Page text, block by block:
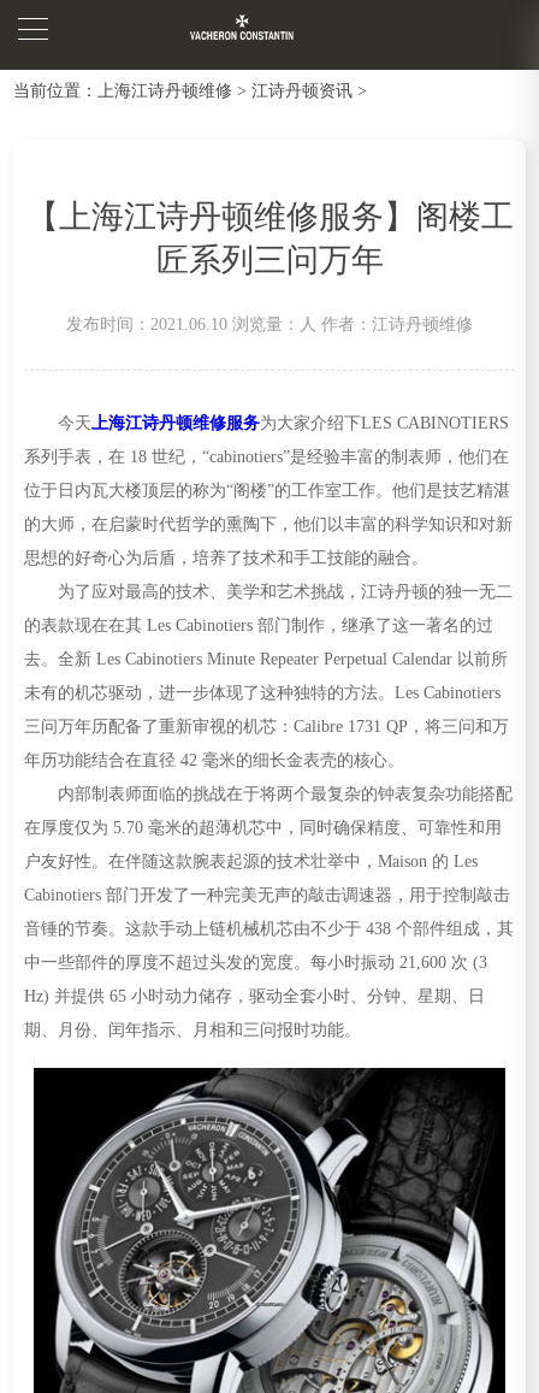
当前位置： 上海江诗丹顿维修 >江诗丹顿资讯 >
【上海江诗丹顿维修服务】阁楼工
匠系列三问万年
发布时间：2021.06.10 浏览量： 人 作者：江诗丹顿维修
今天上海江诗丹顿维修服务为大家介绍下LES CABINOTIERS
系列手表，在 18 世纪，“cabinotiers”是经验丰富的制表师，他们在
位于日内瓦大楼顶层的称为“阁楼”的工作室工作。他们是技艺精湛
的大师，在启蒙时代哲学的熏陶下，他们以丰富的科学知识和对新
思想的好奇心为后盾，培养了技术和手工技能的融合。
为了应对最高的技术、美学和艺术挑战，江诗丹顿的独一无二
的表款现在在其 Les Cabinotiers 部门制作，继承了这一著名的过
去。全新 Les Cabinotiers Minute Repeater Perpetual Calendar 以前所
未有的机芯驱动，进一步体现了这种独特的方法。Les Cabinotiers
三问万年历配备了重新审视的机芯：Calibre 1731 QP，将三问和万
年历功能结合在直径 42 毫米的细长金表壳的核心。
内部制表师面临的挑战在于将两个最复杂的钟表复杂功能搭配
在厚度仅为 5.70 毫米的超薄机芯中，同时确保精度、可靠性和用
户友好性。在伴随这款腕表起源的技术壮举中，Maison 的 Les
Cabinotiers 部门开发了一种完美无声的敲击调速器，用于控制敲击
音锤的节奏。这款手动上链机械机芯由不少于 438 个部件组成，其
中一些部件的厚度不超过头发的宽度。每小时振动 21,600 次 (3
Hz) 并提供 65 小时动力储存，驱动全套小时、分钟、星期、日
期、月份、闰年指示、月相和三问报时功能。